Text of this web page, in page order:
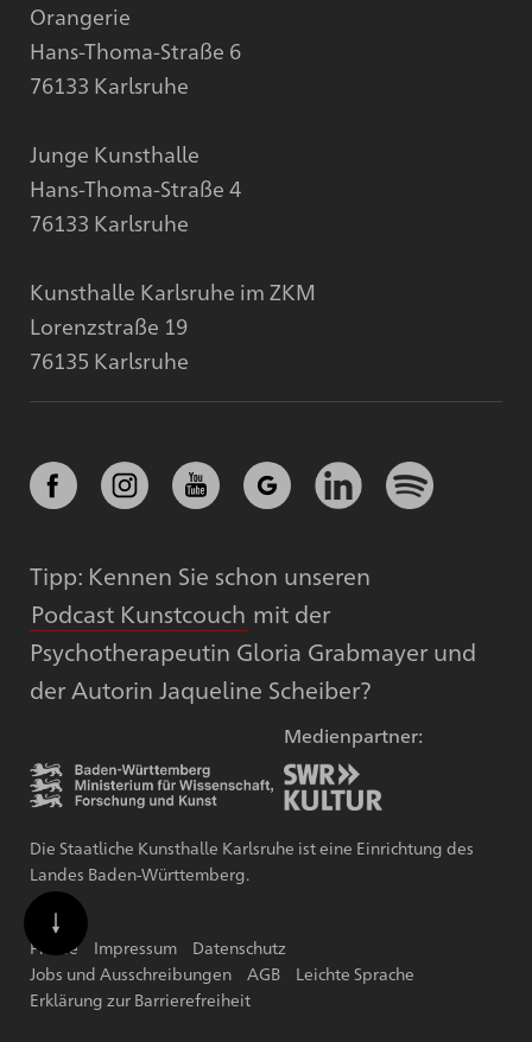
Orangerie
Hans-Thoma-Straße 6
76133 Karlsruhe
Junge Kunsthalle
Hans-Thoma-Straße 4
76133 Karlsruhe
Kunsthalle Karlsruhe im ZKM
Lorenzstraße 19
76135 Karlsruhe
Tipp: Kennen Sie schon unseren
Podcast Kunstcouch mit der
Psychotherapeutin Gloria Grabmayer und
der Autorin Jaqueline Scheiber?
Medienpartner:
Die Staatliche Kunsthalle Karlsruhe ist eine Einrichtung des
Landes Baden-Württemberg.
Presse Impressum
Datenschutz
Jobs und Ausschreibungen
AGB
Leichte Sprache
Erklärung zur Barrierefreiheit